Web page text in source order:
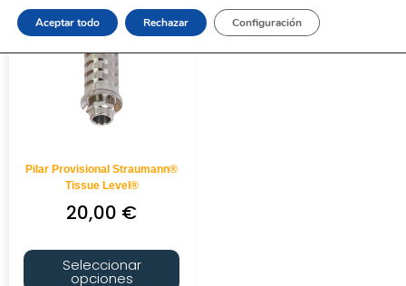
Pilar Provisional Straumann®
Tissue Level®
20,00 €
Seleccionar
opciones
Aceptar todo Rechazar Configuración